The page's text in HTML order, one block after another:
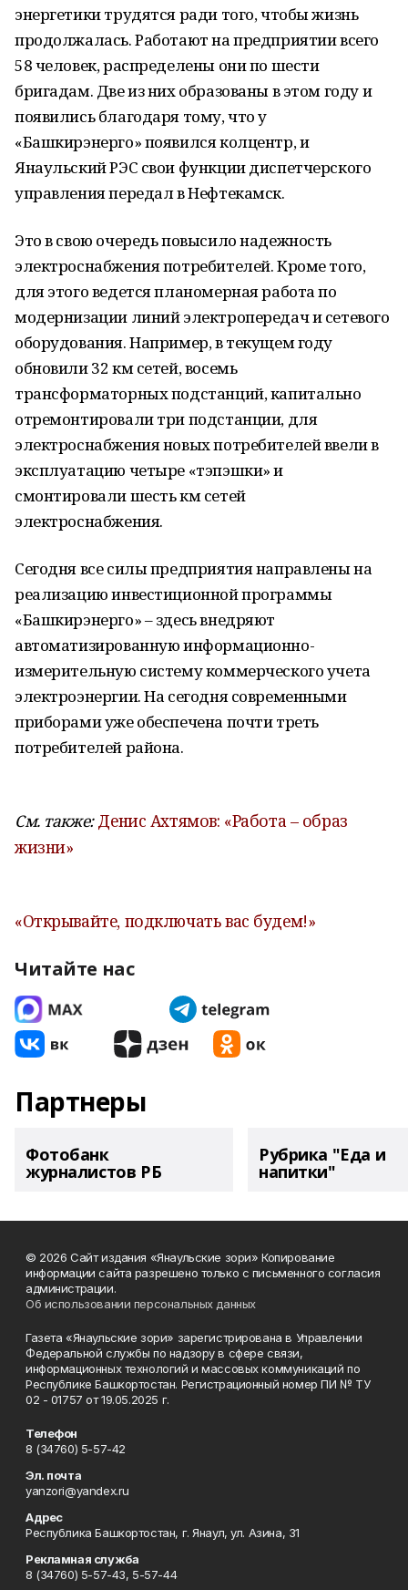
энергетики трудятся ради того, чтобы жизнь
продолжалась. Работают на предприятии всего
58 человек, распределены они по шести
бригадам. Две из них образованы в этом году и
появились благодаря тому, что у
«Башкирэнерго» появился колцентр, и
Янаульский РЭС свои функции диспетчерского
управления передал в Нефтекамск.
Это в свою очередь повысило надежность
электроснабжения потребителей. Кроме того,
для этого ведется планомерная работа по
модернизации линий электропередач и сетевого
оборудования. Например, в текущем году
обновили 32 км сетей, восемь
трансформаторных подстанций, капитально
отремонтировали три подстанции, для
электроснабжения новых потребителей ввели в
эксплуатацию четыре «тэпэшки» и
смонтировали шесть км сетей
электроснабжения.
Сегодня все силы предприятия направлены на
реализацию инвестиционной программы
«Башкирэнерго» – здесь внедряют
автоматизированную информационно-
измерительную систему коммерческого учета
электроэнергии. На сегодня современными
приборами уже обеспечена почти треть
потребителей района.
См. также:Денис Ахтямов: «Работа – образ
жизни»
«Открывайте, подключать вас будем!»
Читайте нас
Партнеры
Фотобанк
журналистов РБ
Рубрика "Еда и
напитки"
© 2026 Сайт издания «Янаульские зори» Копирование
информации сайта разрешено только с письменного согласия
администрации.
Об использовании персональных данных
Газета «Янаульские зори» зарегистрирована в Управлении
Федеральной службы по надзору в сфере связи,
информационных технологий и массовых коммуникаций по
Республике Башкортостан. Регистрационный номер ПИ № ТУ
02 - 01757 от 19.05.2025 г.
Телефон
8 (34760) 5-57-42
Эл. почта
yanzori@yandex.ru
Адрес
Республика Башкортостан, г. Янаул, ул. Азина, 31
Рекламная служба
8 (34760) 5-57-43, 5-57-44